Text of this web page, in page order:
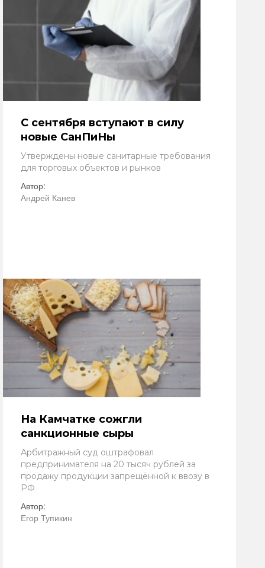
С сентября вступают в силу
новые СанПиНы
Утверждены новые санитарные требования
для торговых объектов и рынков
Автор:
Андрей Канев
На Камчатке сожгли
санкционные сыры
Арбитражный суд оштрафовал
предпринимателя на 20 тысяч рублей за
продажу продукции запрещённой к ввозу в
РФ
Автор:
Егор Тупикин